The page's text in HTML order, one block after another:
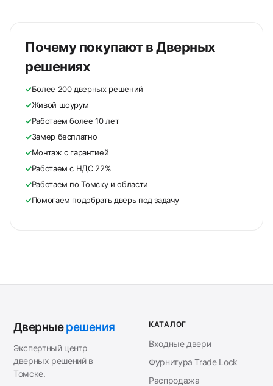
Почему покупают в Дверных
решениях
✓Более 200 дверных решений
✓Живой шоурум
✓Работаем более 10 лет
✓Замер бесплатно
✓Монтаж с гарантией
✓Работаем с НДС 22%
✓Работаем по Томску и области
✓Помогаем подобрать дверь под задачу
Дверныерешения
Экспертный центр
дверных решений в
Томске.
КАТАЛОГ
Входные двери
Фурнитура Trade Lock
Распродажа